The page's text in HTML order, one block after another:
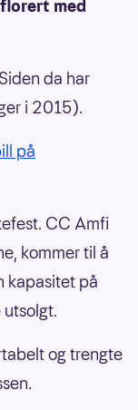
med
da har
i 2015).
på
CC Amfi
kommer til å
kapasitet på
og trengte